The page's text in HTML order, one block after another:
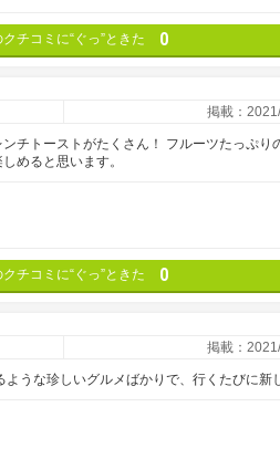
クチコミに“ぐっ”ときた 0
掲載：
チトーストがたくさん！ フルーツたっぷり
めると思います。
クチコミに“ぐっ”ときた 0
掲載：
うな珍しいグルメばかりで、行くたびに新